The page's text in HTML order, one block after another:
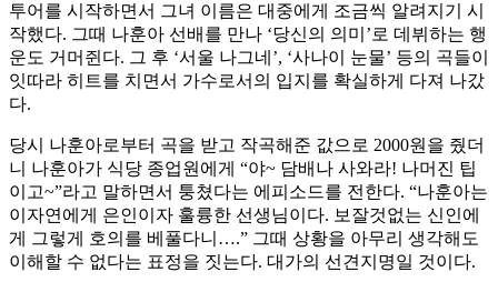
투어를 시작하면서 그녀 이름은 대중에게 조금씩 알려지기 시
작했다. 그때 나훈아 선배를 만나 ‘당신의 의미’로 데뷔하는 행
운도 거머쥔다. 그 후 ‘서울 나그네’, ‘사나이 눈물’ 등의 곡들이
잇따라 히트를 치면서 가수로서의 입지를 확실하게 다져 나갔
다.
당시 나훈아로부터 곡을 받고 작곡해준 값으로 2000원을 줬더
니 나훈아가 식당 종업원에게 “야~ 담배나 사와라! 나머진 팁
이고~”라고 말하면서 퉁쳤다는 에피소드를 전한다. “나훈아는
이자연에게 은인이자 훌륭한 선생님이다. 보잘것없는 신인에
게 그렇게 호의를 베풀다니….” 그때 상황을 아무리 생각해도
이해할 수 없다는 표정을 짓는다. 대가의 선견지명일 것이다.